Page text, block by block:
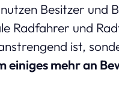
Besitzer und
Radfahrer und
ist,
einiges mehr an